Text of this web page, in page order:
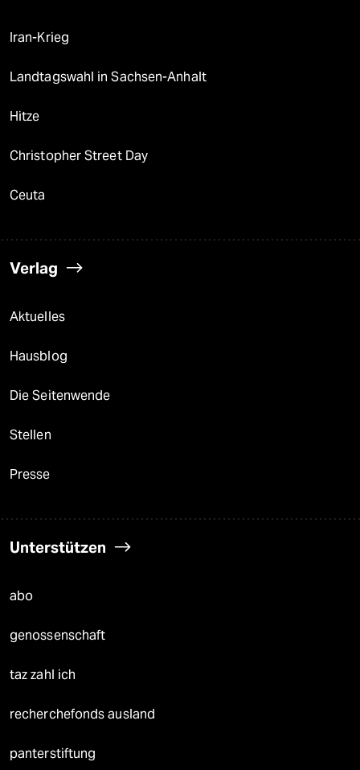
Iran-Krieg
Landtagswahl in Sachsen-Anhalt
Hitze
Christopher Street Day
Ceuta
Verlag
Aktuelles
Hausblog
Die Seitenwende
Stellen
Presse
Unterstützen
abo
genossenschaft
taz zahl ich
recherchefonds ausland
panterstiftung